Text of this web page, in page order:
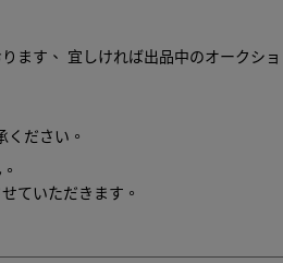
ます、 宜しければ出品中のオークショ
ださい。
ていただきます。